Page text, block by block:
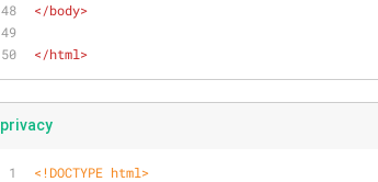
</body>
</html>
privacy
<!DOCTYPE html>